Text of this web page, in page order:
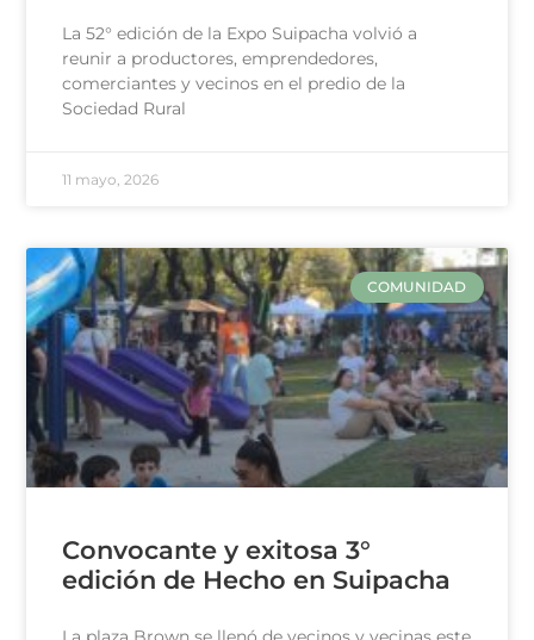
La 52° edición de la Expo Suipacha volvió a
reunir a productores, emprendedores,
comerciantes y vecinos en el predio de la
Sociedad Rural
11 mayo, 2026
COMUNIDAD
Convocante y exitosa 3°
edición de Hecho en Suipacha